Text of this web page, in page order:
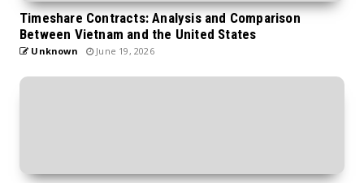
Timeshare Contracts: Analysis and Comparison
Between Vietnam and the United States
Unknown June 19, 2026